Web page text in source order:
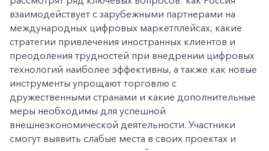
взаимодействует с зарубежными партнерами на
международных цифровых маркетплейсах, какие
стратегии привлечения иностранных клиентов и
преодоления трудностей при внедрении цифровых
технологий наиболее эффективны, а также как новые
инструменты упрощают торговлю с
дружественными странами и какие дополнительные
меры необходимы для успешной
внешнеэкономической деятельности. Участники
смогут выявить слабые места в своих проектах и